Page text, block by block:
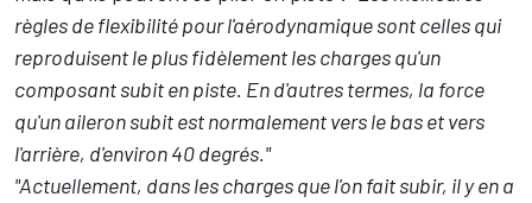
règles de flexibilité pour l'aérodynamique sont celles qui
reproduisent le plus fidèlement les charges qu'un
composant subit en piste. En d'autres termes, la force
qu'un aileron subit est normalement vers le bas et vers
l'arrière, d'environ 40 degrés."
"Actuellement, dans les charges que l'on fait subir, il y en a